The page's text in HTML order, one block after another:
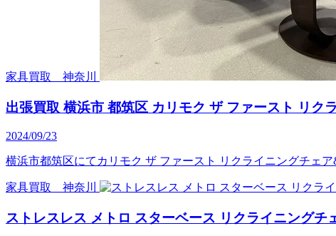
家具買取 神奈川
出張買取 横浜市 都筑区 カリモク ザ ファースト リク
2024/09/23
横浜市都筑区にてカリモク ザ ファースト リクライニングチェ
家具買取 神奈川
ストレスレス メトロ スターベース リクライニングチ